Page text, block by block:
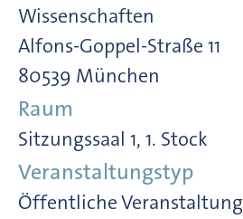
Wissenschaften
Alfons-Goppel-Straße 11
80539 München
Raum
Sitzungssaal 1, 1. Stock
Veranstaltungstyp
Öffentliche Veranstaltung